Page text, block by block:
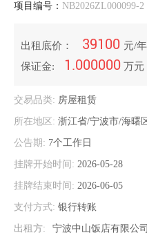
项目编号： NB2026ZL000099-2
出租底价： 39100 元/
保证金:
1.000000 万元
交易品类: 房屋租赁
所在地区: 浙江省/宁波市/海曙
公告期: 7个工作日
挂牌开始时间: 2026-05-28
挂牌结束时间: 2026-06-05
支付方式: 银行转账
出租方: 宁波中山饭店有限公司